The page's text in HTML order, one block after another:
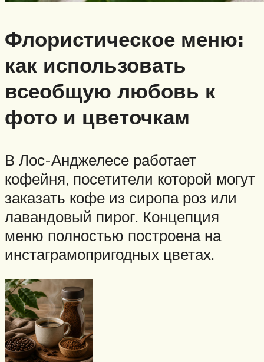
Флористическое меню:
как использовать
всеобщую любовь к
фото и цветочкам
В Лос-Анджелесе работает
кофейня, посетители которой могут
заказать кофе из сиропа роз или
лавандовый пирог. Концепция
меню полностью построена на
инстаграмопригодных цветах.